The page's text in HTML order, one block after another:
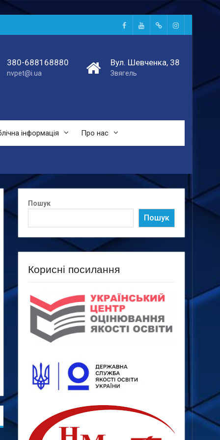
FacebookYoutubeTelegtamInstagram
380-688168880
nvpet@i.ua
Вул. Шевченка, 38
Звягель
інформація Про нас
Пошук
Пошук
Корисні посилання